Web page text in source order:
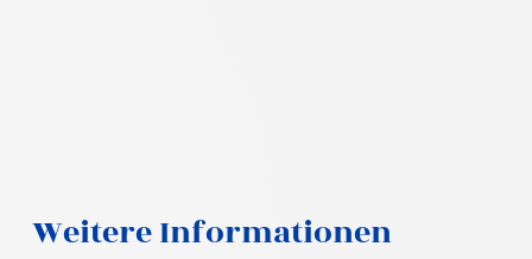
Weitere Informationen